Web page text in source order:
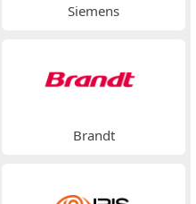
Siemens
Brandt